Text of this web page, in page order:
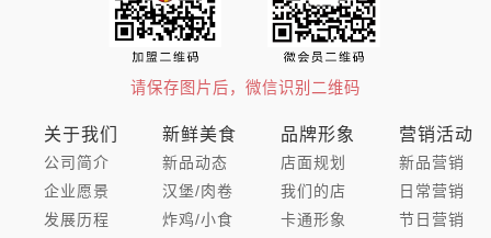
请保存图片后，微信识别二维码
关于我们
公司简介
企业愿景
发展历程
新鲜美食
新品动态
汉堡/肉卷
炸鸡/小食
品牌形象
店面规划
我们的店
卡通形象
营销活动
新品营销
日常营销
节日营销